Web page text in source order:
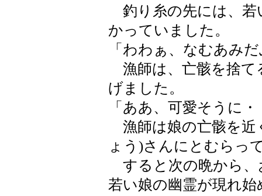
釣り糸の先には、若
かっていました。
「わわぁ、なむあみ
漁師は、亡骸を捨て
げました。
「ああ、可愛そうに
漁師は娘の亡骸を近
ょう)さんにとむらっ
すると次の晩から、
若い娘の幽霊が現れ